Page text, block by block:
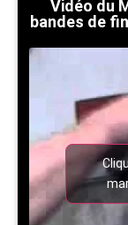
Vidéo du
bandes de